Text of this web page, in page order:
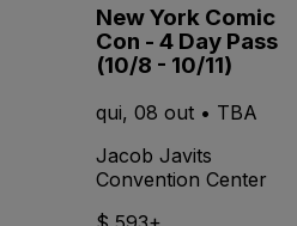
New York Comic
Con - 4 Day Pass
(10/8 - 10/11)
qui, 08 out • TBA
Jacob Javits
Convention Center